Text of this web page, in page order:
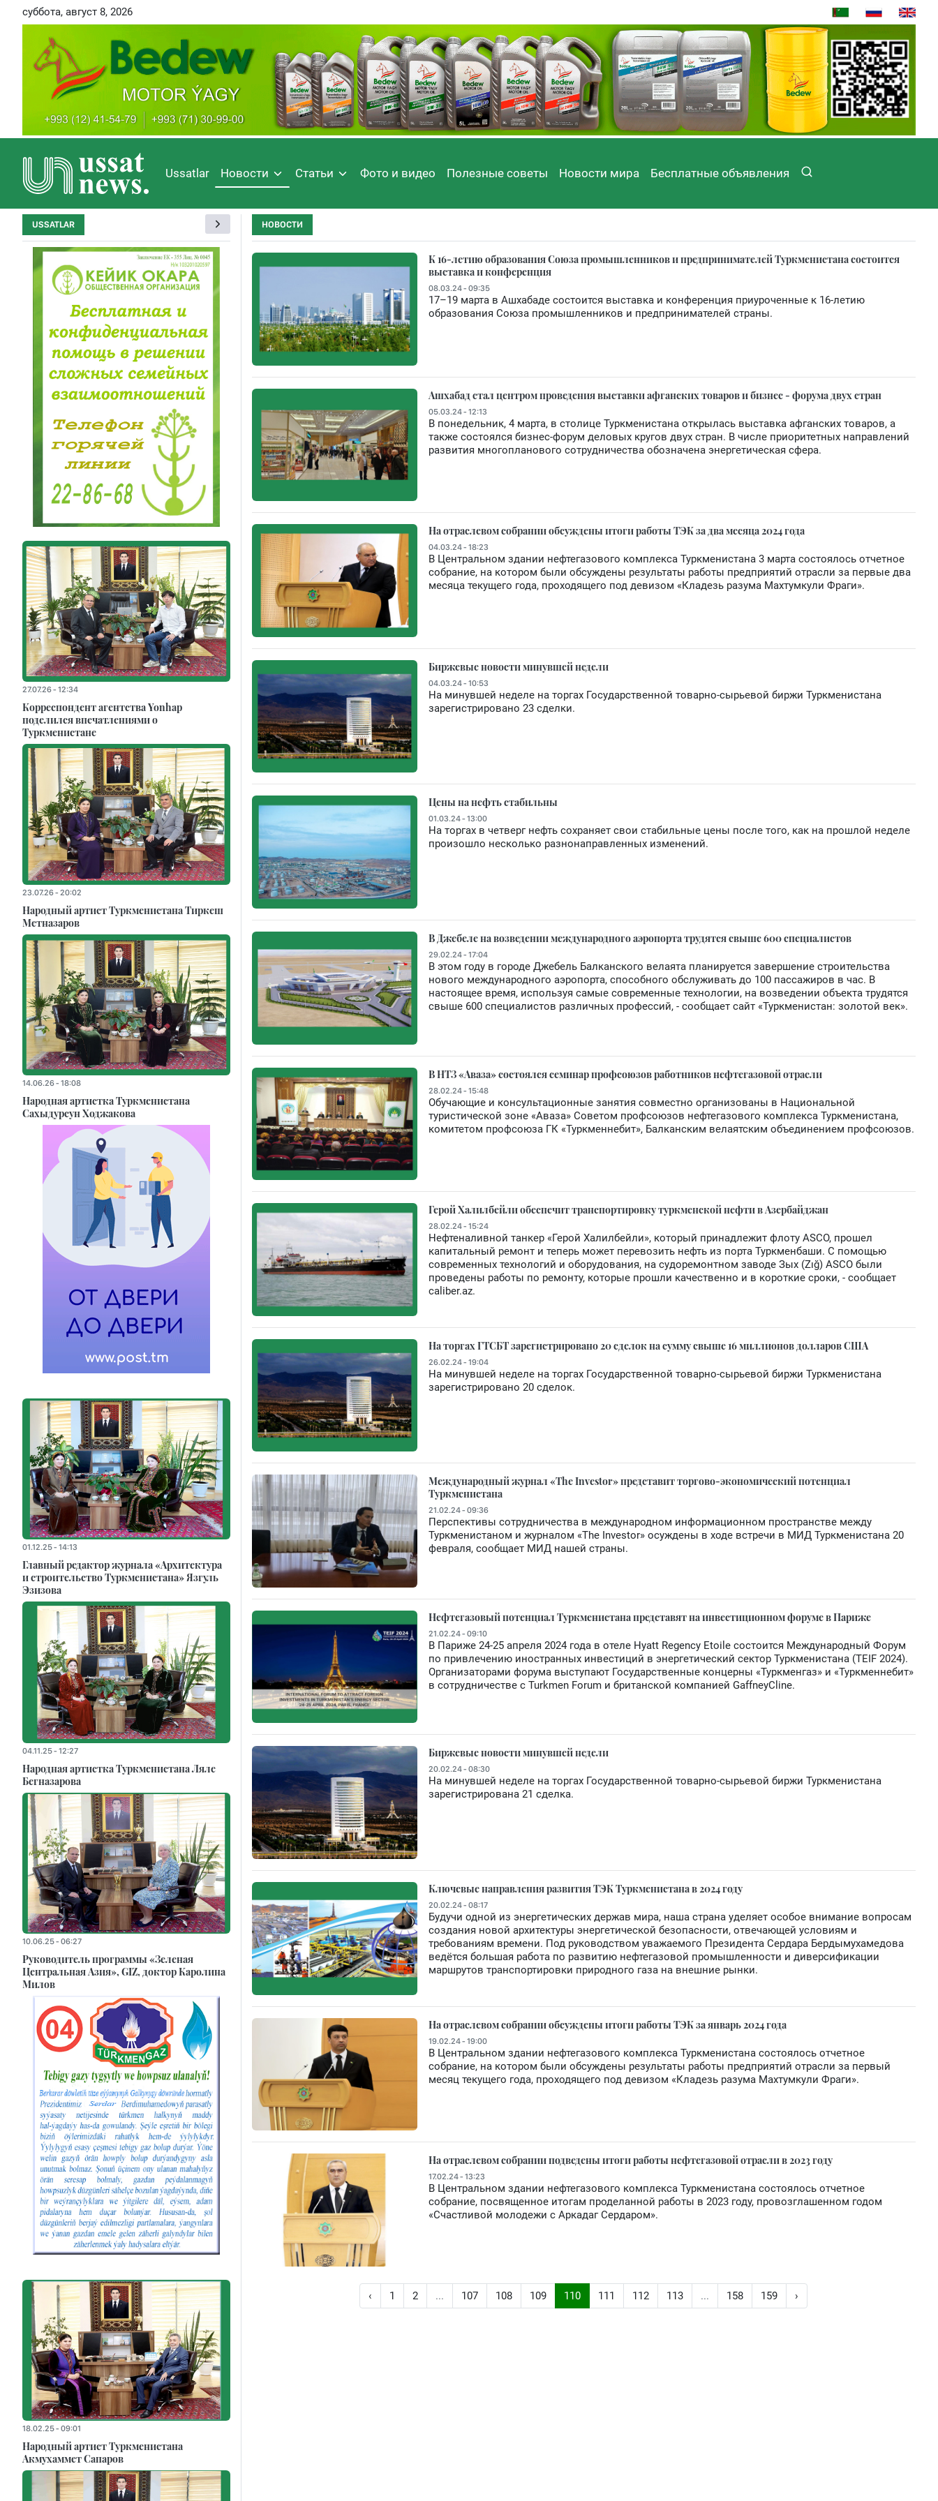
суббота, август 8, 2026
Ussatlar Новости Статьи Фото и видео Полезные советы Новости мира Бесплатные объявления
НОВОСТИ
К 16-летию образования Союза промышленников и предпринимателей Туркменистана состоится
выставка и конференция
08.03.24 - 09:35
17–19 марта в Ашхабаде состоится выставка и конференция приуроченные к 16-летию
образования Союза промышленников и предпринимателей страны.
Ашхабад стал центром проведения выставки афганских товаров и бизнес - форума двух стран
05.03.24 - 12:13
В понедельник, 4 марта, в столице Туркменистана открылась выставка афганских товаров, а
также состоялся бизнес-форум деловых кругов двух стран. В числе приоритетных направлений
развития многопланового сотрудничества обозначена энергетическая сфера.
На отраслевом собрании обсуждены итоги работы ТЭК за два месяца 2024 года
04.03.24 - 18:23
В Центральном здании нефтегазового комплекса Туркменистана 3 марта состоялось отчетное
собрание, на котором были обсуждены результаты работы предприятий отрасли за первые два
месяца текущего года, проходящего под девизом «Кладезь разума Махтумкули Фраги».
Биржевые новости минувшей недели
04.03.24 - 10:53
На минувшей неделе на торгах Государственной товарно-сырьевой биржи Туркменистана
зарегистрировано 23 сделки.
Цены на нефть стабильны
01.03.24 - 13:00
На торгах в четверг нефть сохраняет свои стабильные цены после того, как на прошлой неделе
произошло несколько разнонаправленных изменений.
В Джебеле на возведении международного аэропорта трудятся свыше 600 специалистов
29.02.24 - 17:04
В этом году в городе Джебель Балканского велаята планируется завершение строительства
нового международного аэропорта, способного обслуживать до 100 пассажиров в час. В
настоящее время, используя самые современные технологии, на возведении объекта трудятся
свыше 600 специалистов различных профессий, - сообщает сайт «Туркменистан: золотой век».
В НТЗ «Аваза» состоялся семинар профсоюзов работников нефтегазовой отрасли
28.02.24 - 15:48
Обучающие и консультационные занятия совместно организованы в Национальной
туристической зоне «Аваза» Советом профсоюзов нефтегазового комплекса Туркменистана,
комитетом профсоюза ГК «Туркменнебит», Балканским велаятским объединением профсоюзов.
Герой Халилбейли обеспечит транспортировку туркменской нефти в Азербайджан
28.02.24 - 15:24
Нефтеналивной танкер «Герой Халилбейли», который принадлежит флоту ASCO, прошел
капитальный ремонт и теперь может перевозить нефть из порта Туркменбаши. С помощью
современных технологий и оборудования, на судоремонтном заводе Зых (Zığ) ASCO были
проведены работы по ремонту, которые прошли качественно и в короткие сроки, - сообщает
caliber.az.
На торгах ГТСБТ зарегистрировано 20 сделок на сумму свыше 16 миллионов долларов США
26.02.24 - 19:04
На минувшей неделе на торгах Государственной товарно-сырьевой биржи Туркменистана
зарегистрировано 20 сделок.
Международный журнал «The Investor» представит торгово-экономический потенциал
Туркменистана
21.02.24 - 09:36
Перспективы сотрудничества в международном информационном пространстве между
Туркменистаном и журналом «The Investor» осуждены в ходе встречи в МИД Туркменистана 20
февраля, сообщает МИД нашей страны.
Нефтегазовый потенциал Туркменистана представят на инвестиционном форуме в Париже
21.02.24 - 09:10
В Париже 24-25 апреля 2024 года в отеле Hyatt Regency Etoile состоится Международный Форум
по привлечению иностранных инвестиций в энергетический сектор Туркменистана (TEIF 2024).
Организаторами форума выступают Государственные концерны «Туркменгаз» и «Туркменнебит»
в сотрудничестве с Turkmen Forum и британской компанией GaffneyCline.
Биржевые новости минувшей недели
20.02.24 - 08:30
На минувшей неделе на торгах Государственной товарно-сырьевой биржи Туркменистана
зарегистрирована 21 сделка.
Ключевые направления развития ТЭК Туркменистана в 2024 году
20.02.24 - 08:17
Будучи одной из энергетических держав мира, наша страна уделяет особое внимание вопросам
создания новой архитектуры энергетической безопасности, отвечающей условиям и
требованиям времени. Под руководством уважаемого Президента Сердара Бердымухамедова
ведётся большая работа по развитию нефтегазовой промышленности и диверсификации
маршрутов транспортировки природного газа на внешние рынки.
На отраслевом собрании обсуждены итоги работы ТЭК за январь 2024 года
19.02.24 - 19:00
В Центральном здании нефтегазового комплекса Туркменистана состоялось отчетное
собрание, на котором были обсуждены результаты работы предприятий отрасли за первый
месяц текущего года, проходящего под девизом «Кладезь разума Махтумкули Фраги».
На отраслевом собрании подведены итоги работы нефтегазовой отрасли в 2023 году
17.02.24 - 13:23
В Центральном здании нефтегазового комплекса Туркменистана состоялось отчетное
собрание, посвященное итогам проделанной работы в 2023 году, провозглашенном годом
«Счастливой молодежи с Аркадаг Сердаром».
‹ 1 2 ... 107 108 109 110 111 112 113 ... 158 159 ›
USSATLAR
27.07.26 - 12:34
Корреспондент агентства Yonhap
поделился впечатлениями о
Туркменистане
23.07.26 - 20:02
Народный артист Туркменистана Тиркеш
Мeтназаров
14.06.26 - 18:08
Народная артистка Туркменистана
Сахыдурсун Ходжакова
01.12.25 - 14:13
Главный редактор журнала «Архитектура
и строительство Туркменистана» Язгуль
Эзизова
04.11.25 - 12:27
Народная артистка Туркменистана Ляле
Бегназарова
10.06.25 - 06:27
Руководитель программы «Зеленая
Центральная Азия», GIZ, доктор Каролина
Милов
18.02.25 - 09:01
Народный артист Туркменистана
Акмухаммет Сапаров